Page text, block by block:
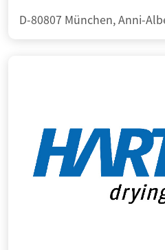
D-80807 München, Anni-